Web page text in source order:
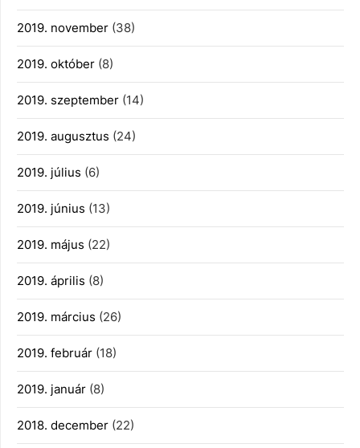
2019. november (38)
2019. október (8)
2019. szeptember (14)
2019. augusztus (24)
2019. július (6)
2019. június (13)
2019. május (22)
2019. április (8)
2019. március (26)
2019. február (18)
2019. január (8)
2018. december (22)